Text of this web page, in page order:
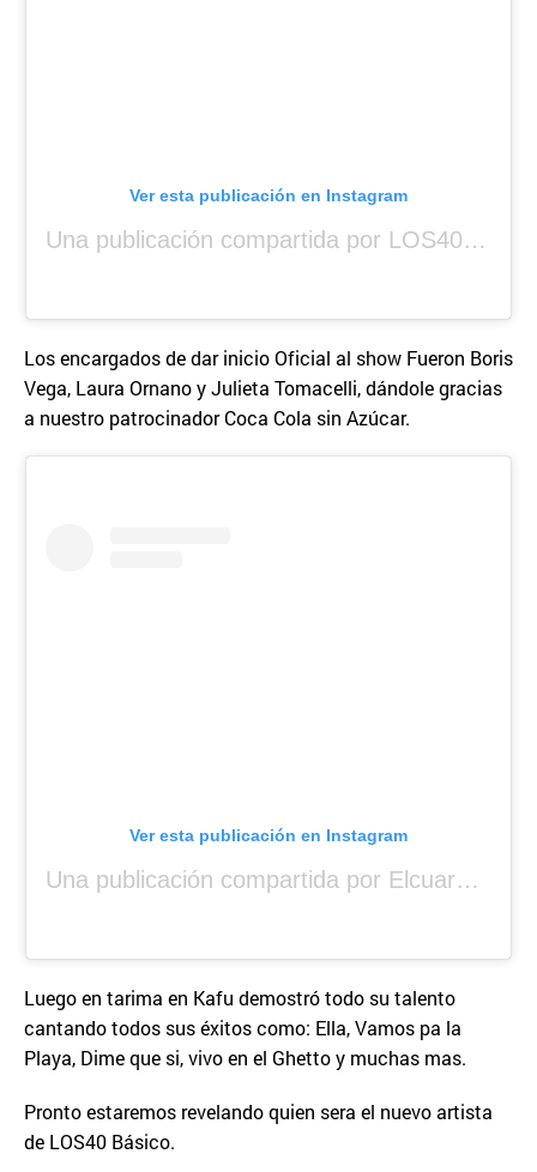
Ver esta publicación en Instagram
Una publicación compartida por LOS40 Panamá (@los40panama)
Los encargados de dar inicio Oficial al show Fueron Boris
Vega, Laura Ornano y Julieta Tomacelli, dándole gracias
a nuestro patrocinador Coca Cola sin Azúcar.
Ver esta publicación en Instagram
Una publicación compartida por Elcuara (@elcuara.25)
Luego en tarima en Kafu demostró todo su talento
cantando todos sus éxitos como: Ella, Vamos pa la
Playa, Dime que si, vivo en el Ghetto y muchas mas.
Pronto estaremos revelando quien sera el nuevo artista
de LOS40 Básico.